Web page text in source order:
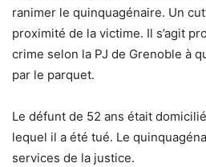
ranimer le quinquagénaire. Un
proximité de la victime. Il s’agit
crime selon la PJ de Grenoble à
par le parquet.
Le défunt de 52 ans était
lequel il a été tué. Le
services de la justice.